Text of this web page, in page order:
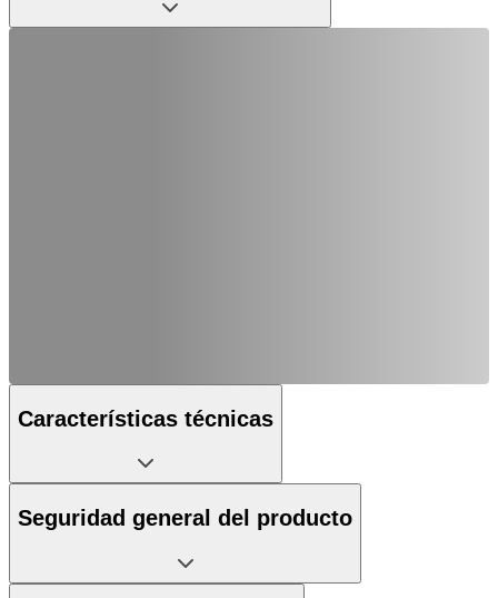
Características técnicas
Seguridad general del producto